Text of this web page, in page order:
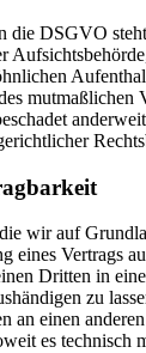
die DSGVO
mutmaßlichen
wir auf
Vertrags
Dritten in
zu
an einen
es technisch